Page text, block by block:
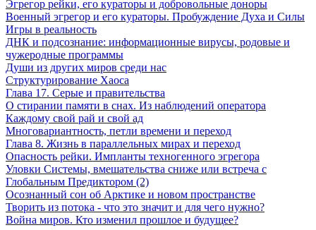
Эгрегор рейки, его кураторы и добровольные доноры
Военный эгрегор и его кураторы. Пробуждение Духа и Силы
Игры в реальность
ДНК и подсознание: информационные вирусы, родовые и
чужеродные программы
Души из других миров среди нас
Структурирование Хаоса
Глава 17. Серые и правительства
О стирании памяти в снах. Из наблюдений оператора
Каждому свой рай и свой ад
Многовариантность, петли времени и переход
Глава 8. Жизнь в параллельных мирах и переход
Опасность рейки. Импланты техногенного эгрегора
Уловки Системы, вмешательства сниже или встреча с
Глобальным Предиктором (2)
Осознанный сон об Арктике и новом пространстве
Творить из потока - что это значит и для чего нужно?
Война миров. Кто изменил прошлое и будущее?